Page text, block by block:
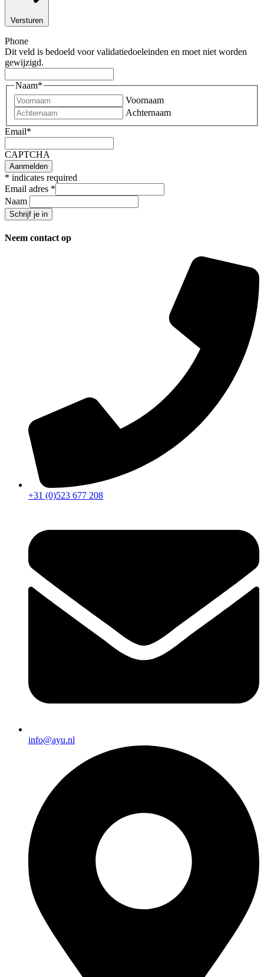
Versturen
Phone
Dit veld is bedoeld voor validatiedoeleinden en moet niet worden
gewijzigd.
Naam*
Voornaam
Achternaam
Email*
CAPTCHA
* indicates required
Email adres *
Naam
Neem contact op
+31 (0)523 677 208
info@ayu.nl